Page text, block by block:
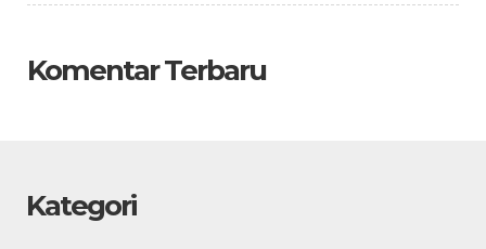
Komentar Terbaru
Kategori